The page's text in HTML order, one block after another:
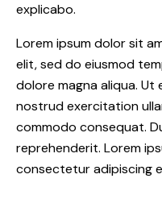
explicabo.
Lorem ipsum dolor sit
elit, sed do eiusmod
dolore magna aliqua. Ut
nostrud exercitation
commodo consequat.
reprehenderit. Lorem
consectetur adipiscing